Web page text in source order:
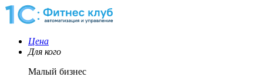
Цена
Для кого
Малый бизнес